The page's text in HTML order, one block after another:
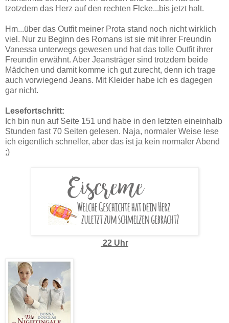
tzotzdem das Herz auf den rechten Flcke...bis jetzt halt.
Hm...über das Outfit meiner Prota stand noch nicht wirklich
viel. Nur zu Beginn des Romans ist sie mit ihrer Freundin
Vanessa unterwegs gewesen und hat das tolle Outfit ihrer
Freundin erwähnt. Aber Jeansträger sind trotzdem beide
Mädchen und damit komme ich gut zurecht, denn ich trage
auch vorwiegend Jeans. Mit Kleider habe ich es dagegen
gar nicht.
Lesefortschritt:
Ich bin nun auf Seite 151 und habe in den letzten eineinhalb
Stunden fast 70 Seiten gelesen. Naja, normaler Weise lese
ich eigentlich schneller, aber das ist ja kein normaler Abend
;)
22 Uhr